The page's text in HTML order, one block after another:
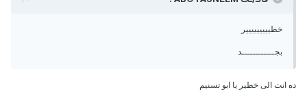
خطييييييييير
بجــــــــــــد
ده انت الى خطير يا ابو تسنيم